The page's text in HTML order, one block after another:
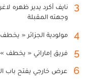
3
نايف أكرد يدير ظهره
وجهته المقبلة
4 مولودية الجزائر «
5 فريق إماراتي « يخطف »
6 عرض خارجي يفتح باب